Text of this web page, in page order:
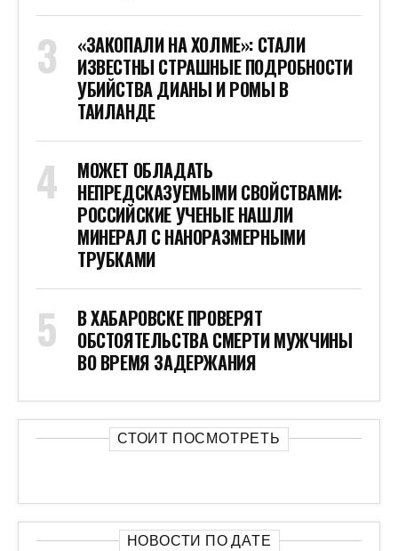
«ЗАКОПАЛИ НА ХОЛМЕ»: СТАЛИ
ИЗВЕСТНЫ СТРАШНЫЕ ПОДРОБНОСТИ
УБИЙСТВА ДИАНЫ И РОМЫ В
ТАИЛАНДЕ
МОЖЕТ ОБЛАДАТЬ
НЕПРЕДСКАЗУЕМЫМИ СВОЙСТВАМИ:
РОССИЙСКИЕ УЧЕНЫЕ НАШЛИ
МИНЕРАЛ С НАНОРАЗМЕРНЫМИ
ТРУБКАМИ
В ХАБАРОВСКЕ ПРОВЕРЯТ
ОБСТОЯТЕЛЬСТВА СМЕРТИ МУЖЧИНЫ
ВО ВРЕМЯ ЗАДЕРЖАНИЯ
СТОИТ ПОСМОТРЕТЬ
НОВОСТИ ПО ДАТЕ